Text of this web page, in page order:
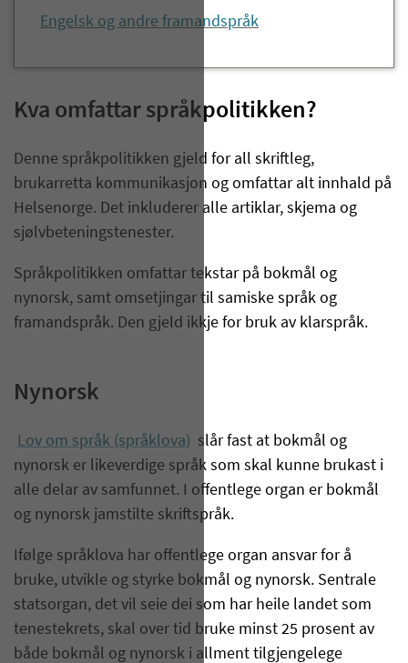
Engelsk og andre framandspråk
Kva omfattar språkpolitikken?
​Denne språkpolitikken gjeld for all skriftleg,
brukarretta kommunikasjon og omfattar alt innhald på
Helsenorge. Det inkluderer alle artiklar, skjema og
sjølvbeteningstenester.
Språkpolitikken omfattar tekstar på bokmål og
nynorsk, samt omsetjingar til samiske språk og
framandspråk. Den gjeld ikkje for bruk av klarspråk.
Nynorsk
Lov om språk (språklova) slår fast at bokmål og
nynorsk er likeverdige språk som skal kunne brukast i
alle delar av samfunnet. I offentlege organ er bokmål
og nynorsk jamstilte skriftspråk.
Ifølge språklova har offentlege organ ansvar for å
bruke, utvikle og styrke bokmål og nynorsk. Sentrale
statsorgan, det vil seie dei som har heile landet som
tenestekrets, skal over tid bruke minst 25 prosent av
både bokmål og nynorsk i allment tilgjengelege